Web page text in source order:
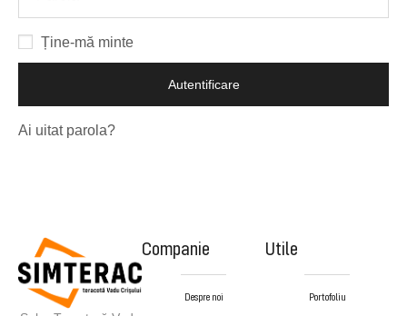
Ține-mă minte
Autentificare
Ai uitat parola?
Companie
Despre noi
Utile
Portofoliu